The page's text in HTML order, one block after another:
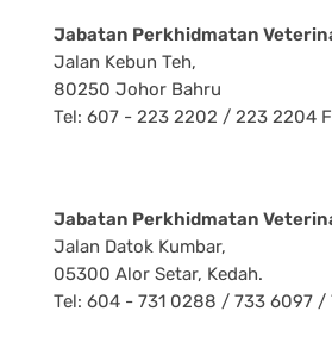
Jabatan Perkhidmatan
Jalan Kebun Teh,
80250 Johor Bahru
Tel: 607 - 223 2202 / 223 2204
Jabatan Perkhidmatan
Jalan Datok Kumbar,
05300 Alor Setar, Kedah.
Tel: 604 - 731 0288 / 733 6097 /